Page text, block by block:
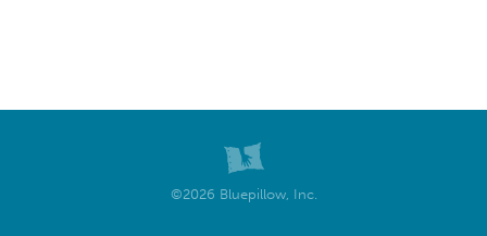
©2026 Bluepillow, Inc.